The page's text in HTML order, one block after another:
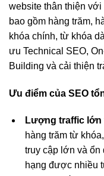
website thân thiện
bao gồm hàng trăm,
khóa chính, từ khóa
ưu Technical SEO,
Building và cải thiện
Ưu điểm của SEO
Lượng traffic lớn
hàng trăm từ
truy cập lớn và
hạng được nhiều